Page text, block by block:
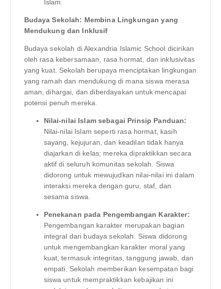
Islam.
Budaya Sekolah: Membina Lingkungan yang
Mendukung dan Inklusif
Budaya sekolah di Alexandria Islamic School dicirikan
oleh rasa kebersamaan, rasa hormat, dan inklusivitas
yang kuat. Sekolah berupaya menciptakan lingkungan
yang ramah dan mendukung di mana siswa merasa
aman, dihargai, dan diberdayakan untuk mencapai
potensi penuh mereka.
Nilai-nilai Islam sebagai Prinsip Panduan:
Nilai-nilai Islam seperti rasa hormat, kasih
sayang, kejujuran, dan keadilan tidak hanya
diajarkan di kelas; mereka dipraktikkan secara
aktif di seluruh komunitas sekolah. Siswa
didorong untuk mewujudkan nilai-nilai ini dalam
interaksi mereka dengan guru, staf, dan
sesama siswa.
Penekanan pada Pengembangan Karakter:
Pengembangan karakter merupakan bagian
integral dari budaya sekolah. Siswa didorong
untuk mengembangkan karakter moral yang
kuat, termasuk integritas, tanggung jawab, dan
empati. Sekolah memberikan kesempatan bagi
siswa untuk mempraktikkan kebajikan ini